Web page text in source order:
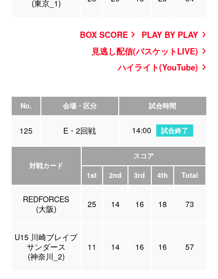
(東京_1)
BOX SCORE
PLAY BY PLAY
見逃し配信(バスケットLIVE)
ハイライト(YouTube)
No. 会場・区分 試合時間
125 E・2回戦 14:00 試合終了
対戦カード
スコア
1st
2nd 3rd 4th Total
REDFORCES
(大阪)
25 14 16 18 73
U15 川崎ブレイブ
サンダース
(神奈川_2)
11 14 16 16 57